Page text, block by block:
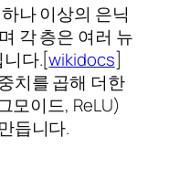
나 이상의 은닉
각 층은 여러 뉴
다.[wikidocs]​
치를 곱해 더한
모이드, ReLU)
듭니다.